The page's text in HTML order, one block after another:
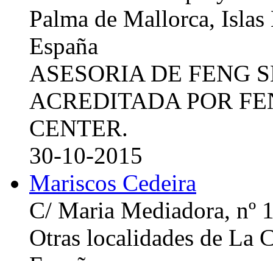
Palma de Mallorca, Islas
España
ASESORIA DE FENG
ACREDITADA POR
CENTER.
30-10-2015
Mariscos Cedeira
C/ Maria Mediadora, nº
Otras localidades de La